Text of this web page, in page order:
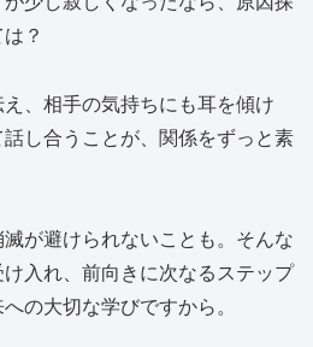
？
、相手の気持ちにも耳を傾け
し合うことが、関係をずっと素
が避けられないことも。そんな
入れ、前向きに次なるステップ
の大切な学びですから。